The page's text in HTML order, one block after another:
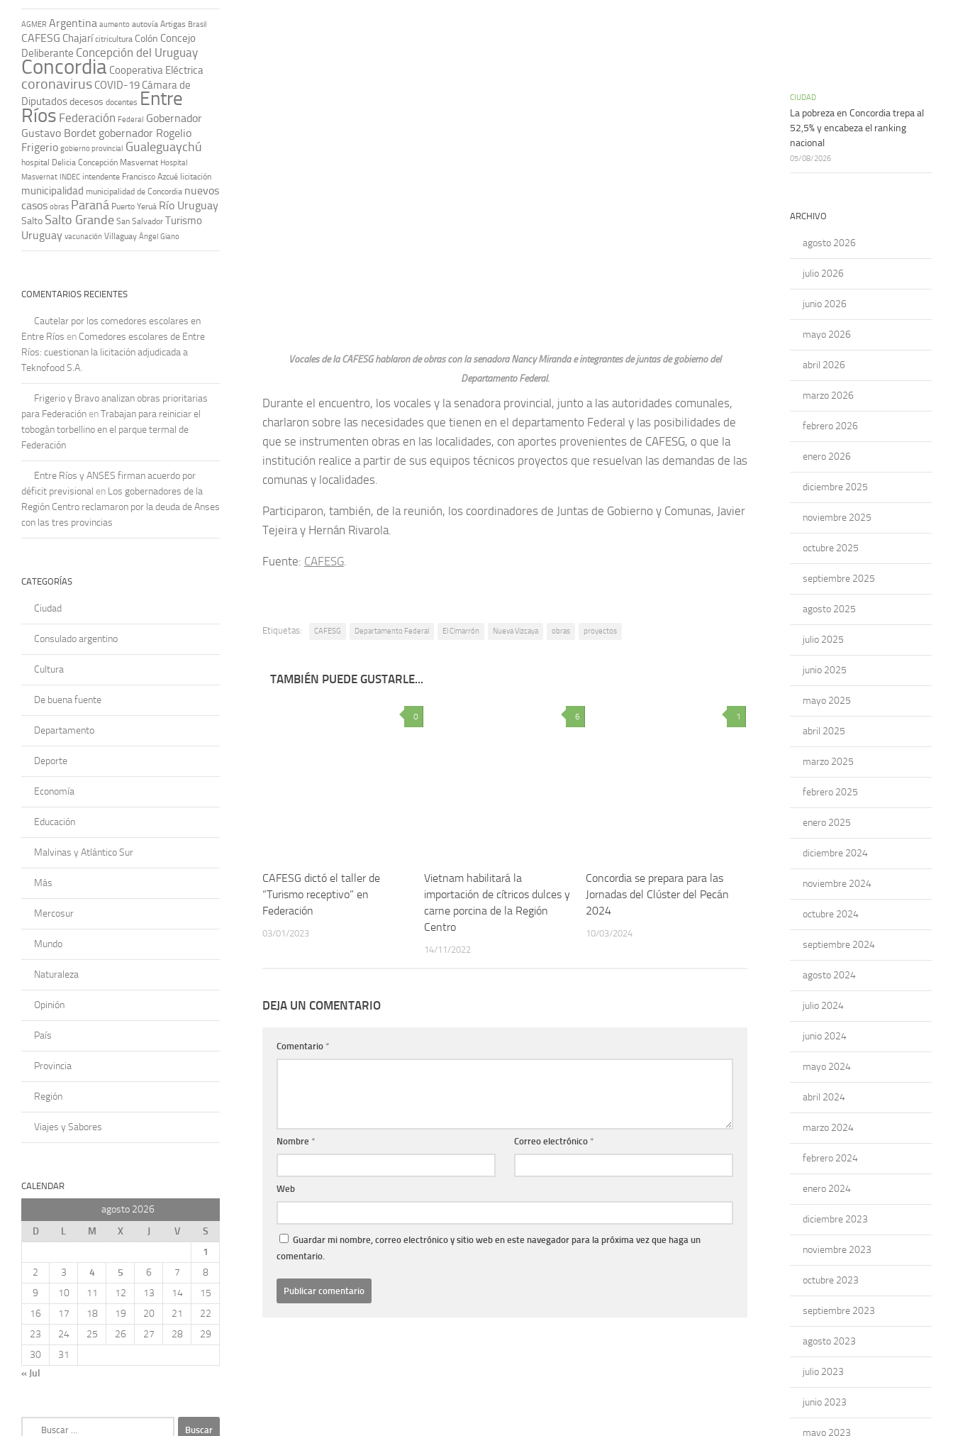
Vocales de la CAFESG hablaron de obras con la senadora Nancy Miranda e integrantes de juntas de gobierno del
Departamento Federal.
Durante el encuentro, los vocales y la senadora provincial, junto a las autoridades comunales,
charlaron sobre las necesidades que tienen en el departamento Federal y las posibilidades de
que se instrumenten obras en las localidades, con aportes provenientes de CAFESG, o que la
institución realice a partir de sus equipos técnicos proyectos que resuelvan las demandas de las
comunas y localidades.
Participaron, también, de la reunión, los coordinadores de Juntas de Gobierno y Comunas, Javier
Tejeira y Hernán Rivarola.
Fuente: CAFESG
Etiquetas: CAFESG Departamento Federal El Cimarrón Nueva Vizcaya obras proyectos
TAMBIÉN PUEDE GUSTARLE...
0
CAFESG dictó el taller de
“Turismo receptivo” en
Federación
03/01/2023
6
Vietnam habilitará la
importación de cítricos dulces y
carne porcina de la Región
Centro
14/11/2022
1
Concordia se prepara para las
Jornadas del Clúster del Pecán
2024
10/03/2024
DEJA UN COMENTARIO
Comentario *
Nombre * Correo electrónico *
Web
Guardar mi nombre, correo electrónico y sitio web en este navegador para la próxima vez que haga un
comentario.
AGMER Argentina aumento autovía Artigas Brasil
CAFESG Chajarí citricultura Colón Concejo
Deliberante Concepción del Uruguay
Concordia Cooperativa Eléctrica
coronavirus COVID-19 Cámara de
Diputadosdecesos docentes Entre
Ríos Federación Federal Gobernador
Gustavo Bordet gobernador Rogelio
Frigerio gobierno provincial Gualeguaychú
hospital Delicia Concepción Masvernat Hospital
Masvernat INDEC intendente Francisco Azcué licitación
municipalidad municipalidad de Concordia nuevos
casos obras Paraná Puerto Yeruá Río Uruguay
Salto Salto Grande San Salvador Turismo
Uruguay vacunación Villaguay Ángel Giano
COMENTARIOS RECIENTES
Cautelar por los comedores escolares en
Entre Ríos en Comedores escolares de Entre
Ríos: cuestionan la licitación adjudicada a
Teknofood S.A.
Frigerio y Bravo analizan obras prioritarias
para Federación enTrabajan para reiniciar el
tobogán torbellino en el parque termal de
Federación
Entre Ríos y ANSES firman acuerdo por
déficit previsional en Los gobernadores de la
Región Centro reclamaron por la deuda de Anses
con las tres provincias
CATEGORÍAS
Ciudad
Consulado argentino
Cultura
De buena fuente
Departamento
Deporte
Economía
Educación
Malvinas y Atlántico Sur
Más
Mercosur
Mundo
Naturaleza
Opinión
País
Provincia
Región
Viajes y Sabores
CALENDAR
agosto 2026
D
L M X J V
S
1
2
3 4 5 6 7
8
9
10 11 12 13 14
15
16
17 18 19 20 21
22
23
24 25 26 27 28
29
30
31
« Jul
CIUDAD
La pobreza en Concordia trepa al
52,5% y encabeza el ranking
nacional
05/08/2026
ARCHIVO
agosto 2026
julio 2026
junio 2026
mayo 2026
abril 2026
marzo 2026
febrero 2026
enero 2026
diciembre 2025
noviembre 2025
octubre 2025
septiembre 2025
agosto 2025
julio 2025
junio 2025
mayo 2025
abril 2025
marzo 2025
febrero 2025
enero 2025
diciembre 2024
noviembre 2024
octubre 2024
septiembre 2024
agosto 2024
julio 2024
junio 2024
mayo 2024
abril 2024
marzo 2024
febrero 2024
enero 2024
diciembre 2023
noviembre 2023
octubre 2023
septiembre 2023
agosto 2023
julio 2023
junio 2023
mayo 2023